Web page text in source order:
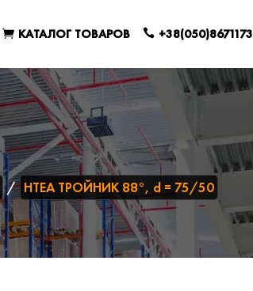
КАТАЛОГ ТОВАРОВ +38(050)8671173
HTEA ТРОЙНИК 88°, d = 75/50